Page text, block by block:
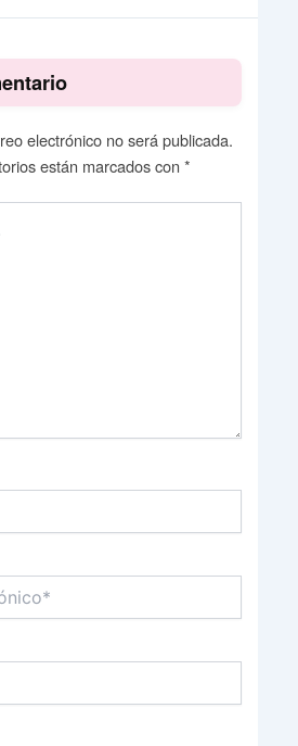
electrónico no será publicada.
están marcados con *